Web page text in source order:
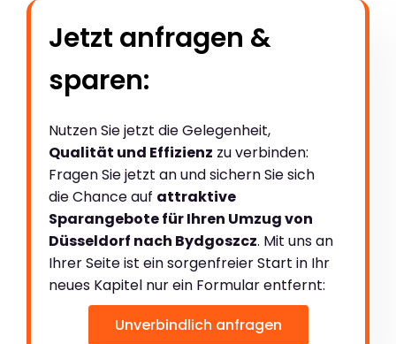
Jetzt anfragen &
sparen:
Nutzen Sie jetzt die Gelegenheit,
Qualität und Effizienz zu verbinden:
Fragen Sie jetzt an und sichern Sie sich
die Chance auf attraktive
Sparangebote für Ihren Umzug von
Düsseldorf nach Bydgoszcz. Mit uns an
Ihrer Seite ist ein sorgenfreier Start in Ihr
neues Kapitel nur ein Formular entfernt:
Unverbindlich anfragen